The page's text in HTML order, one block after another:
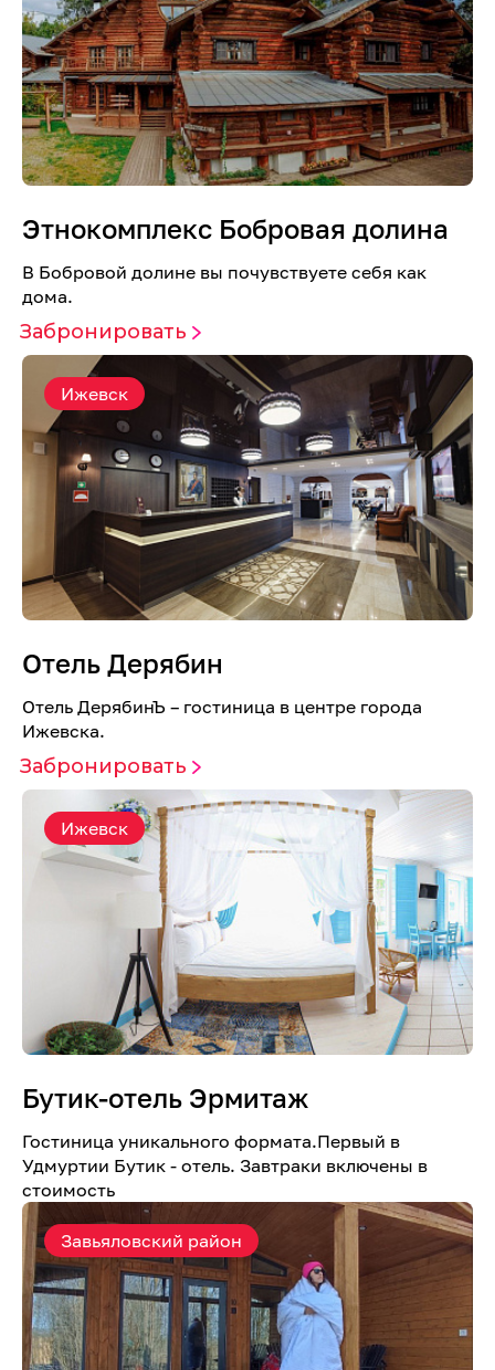
Этнокомплекс Бобровая долина
В Бобровой долине вы почувствуете себя как
дома.
Забронировать
Ижевск
Отель Дерябин
Отель ДерябинЪ – гостиница в центре города
Ижевска.
Забронировать
Ижевск
Бутик-отель Эрмитаж
Гостиница уникального формата.Первый в
Удмуртии Бутик - отель. Завтраки включены в
стоимость
Завьяловский район